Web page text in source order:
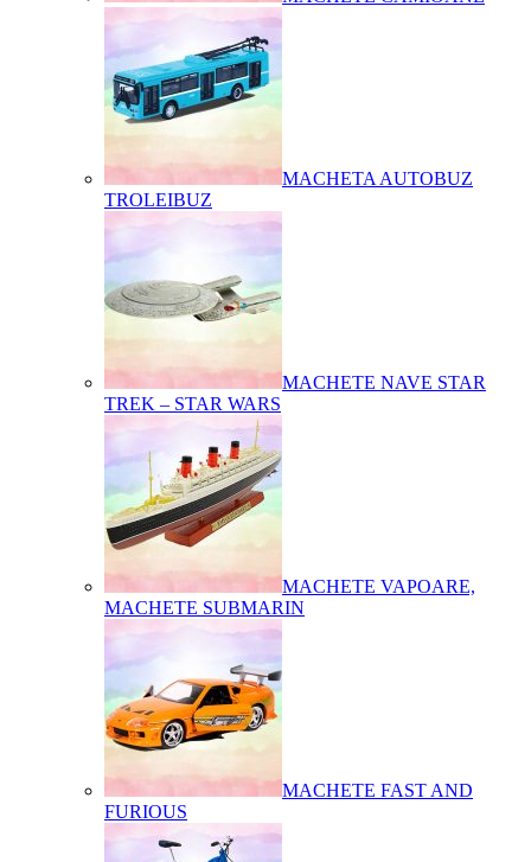
MACHETA AUTOBUZ
TROLEIBUZ
MACHETE NAVE STAR
TREK – STAR WARS
MACHETE VAPOARE,
MACHETE SUBMARIN
MACHETE FAST AND
FURIOUS